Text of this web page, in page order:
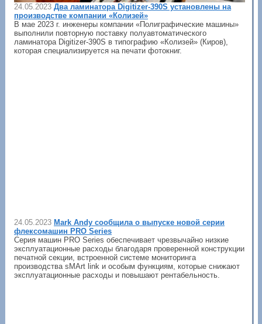
24.05.2023 Два ламинатора Digitizer-390S установлены на
производстве компании «Колизей»
В мае 2023 г. инженеры компании «Полиграфические машины»
выполнили повторную поставку полуавтоматического
ламинатора Digitizer-390S в типографию «Колизей» (Киров),
которая специализируется на печати фотокниг.
24.05.2023 Mark Andy сообщила о выпуске новой серии
флексомашин PRO Series
Серия машин PRO Series обеспечивает чрезвычайно низкие
эксплуатационные расходы благодаря проверенной конструкции
печатной секции, встроенной системе мониторинга
производства sMArt link и особым функциям, которые снижают
эксплуатационные расходы и повышают рентабельность.